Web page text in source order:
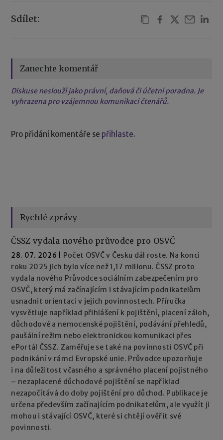
Sdílet:
Zanechte komentář
Diskuse neslouží jako právní, daňová či účetní poradna. Je
vyhrazena pro vzájemnou komunikaci čtenářů.
Pro přidání komentáře se přihlaste.
Rychlé zprávy
ČSSZ vydala nového průvodce pro OSVČ
28. 07. 2026
Počet OSVČ v Česku dál roste. Na konci
roku 2025 jich bylo více než 1,17 milionu. ČSSZ proto
vydala nového Průvodce sociálním zabezpečením pro
OSVČ, který má začínajícím i stávajícím podnikatelům
usnadnit orientaci v jejich povinnostech. Příručka
vysvětluje například přihlášení k pojištění, placení záloh,
důchodové a nemocenské pojištění, podávání přehledů,
paušální režim nebo elektronickou komunikaci přes
ePortál ČSSZ. Zaměřuje se také na povinnosti OSVČ při
podnikání v rámci Evropské unie. Průvodce upozorňuje
i na důležitost včasného a správného placení pojistného
– nezaplacené důchodové pojištění se například
nezapočítává do doby pojištění pro důchod. Publikace je
určena především začínajícím podnikatelům, ale využít ji
mohou i stávající OSVČ, které si chtějí ověřit své
povinnosti.